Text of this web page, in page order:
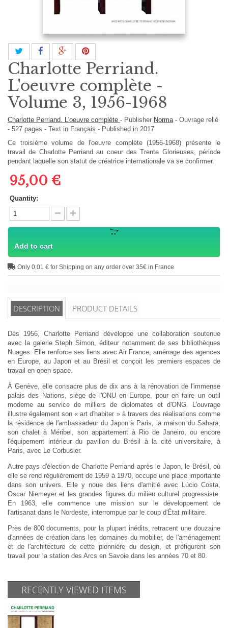
Charlotte Perriand.
L'oeuvre complète -
Volume 3, 1956-1968
Charlotte Perriand. L'oeuvre complète - Publisher Norma - Ouvrage relié
- 527 pages - Text in Français - Published in 2017
Ce troisième volume de l'oeuvre complète (1956-1968) présente le
travail de Charlotte Perriand au coeur des Trente Glorieuses, période
pendant laquelle son statut de créatrice internationale va se confirmer.
95,00 €
Quantity:
Add to cart
Only 0,01 € for Shipping on any order over 35€ in France
DESCRIPTION PRODUCT DETAILS
Dès 1956, Charlotte Perriand développe une collaboration soutenue
avec la galerie Steph Simon, éditeur notamment de ses bibliothèques
Nuages. Elle renforce ses liens avec Air France, aménage des agences
en Europe, au Japon et au Brésil et conçoit les premiers espaces de
travail en open space.
À Genève, elle consacre plus de dix ans à la rénovation de l'immense
palais des Nations, siège de l'ONU en Europe, pour en faire un outil
moderne au service de milliers de diplomates et d'ONG. L'ouvrage
illustre également son « art d'habiter » à travers des réalisations comme
la résidence de l'ambassadeur du Japon à Paris, la maison du Sahara,
son chalet à Méribel, son appartement à Rio de Janeiro, ou encore
l'équipement intérieur du pavillon du Brésil à la cité universitaire, à
Paris, avec Le Corbusier.
Autre pays d'élection de Charlotte Perriand après le Japon, le Brésil, où
elle se rend régulièrement de 1959 à 1970, occupe une place importante
dans son univers. Elle y noue des liens d'amitié avec Lúcio Costa,
Oscar Niemeyer et les grandes figures du milieu culturel progressiste.
En 1963, elle commence une mission sur le développement de
l'artisanat dans le Nordeste, interrompue par le coup d'État militaire.
Près de 800 documents, pour la plupart inédits, retracent une douzaine
d'années de création dans les domaines du mobilier, de l'aménagement
et de l'architecture de cette pionnière du design, et préfigurent son
travail pour la station des Arcs en Savoie dans les années 70 et 80.
RECENTLY VIEWED ITEMS